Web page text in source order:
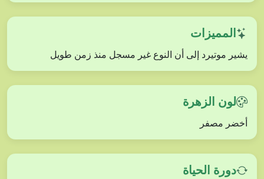
المميزات
يشير موتيرد إلى أن النوع غير مسجل منذ زمن طويل
لون الزهرة
أخضر مصفر
دورة الحياة